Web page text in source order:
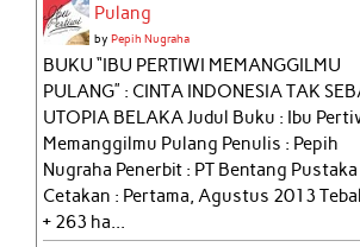
Pulang
byPepih Nugraha
BUKU “IBU PERTIWI MEMANGGILMU
PULANG” : CINTA INDONESIA TAK
UTOPIA BELAKA Judul Buku : Ibu
Memanggilmu Pulang Penulis : Pepih
Nugraha Penerbit : PT Bentang Pustaka
Cetakan : Pertama, Agustus 2013
+ 263 ha...